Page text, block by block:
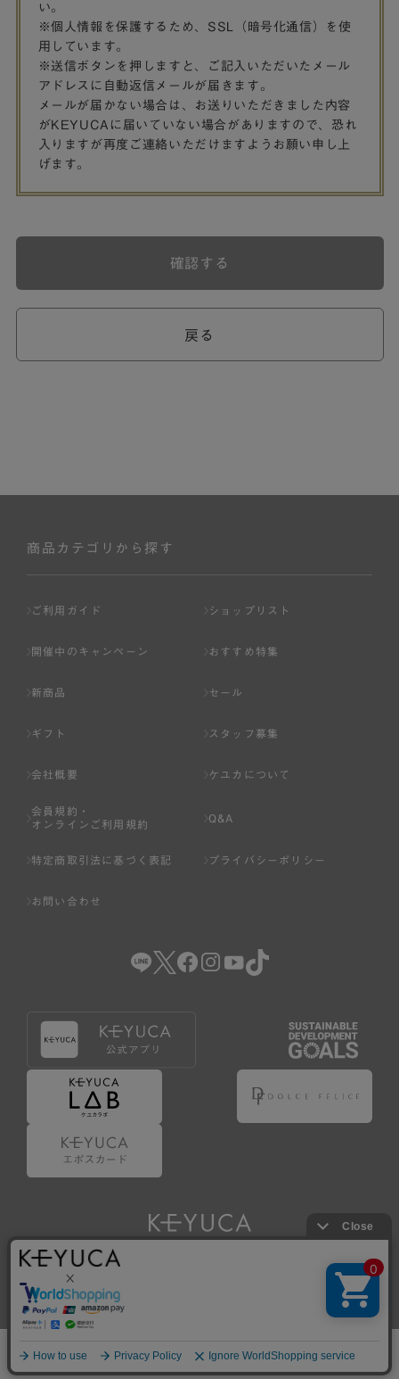
い。
※個人情報を保護するため、SSL（暗号化通信）を使
用しています。
※送信ボタンを押しますと、ご記入いただいたメール
アドレスに自動返信メールが届きます。
メールが届かない場合は、お送りいただきました内容
がKEYUCAに届いていない場合がありますので、恐れ
入りますが再度ご連絡いただけますようお願い申し上
げます。
戻る
確認する
商品カテゴリから探す
ご利用ガイド ショップリスト
開催中のキャンペーン おすすめ特集
新商品 セール
ギフト スタッフ募集
会社概要 ケユカについて
会員規約・
オンラインご利用規約
Q&A
特定商取引法に基づく表記 プライバシーポリシー
お問い合わせ
Copyright © KAWAJUN Co., Ltd. All Rights Reserved.